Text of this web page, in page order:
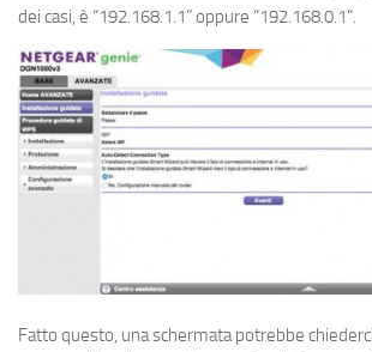
dei casi, è “192.168.1.1” oppure “192.168.0.1”.
Fatto questo, una schermata potrebbe